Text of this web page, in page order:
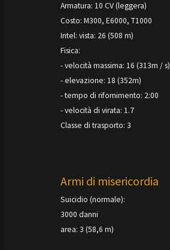
Armatura: 10 CV (leggera)
Costo: M300, E6000, T1000
Intel: vista: 26 (508 m)
Fisica:
- velocità massima: 16 (313m / s)
- elevazione: 18 (352m)
- tempo di rifornimento: 2:00
- velocità di virata: 1.7
Classe di trasporto: 3
Armi di misericordia
Suicidio (normale):
3000 danni
area: 3 (58,6 m)